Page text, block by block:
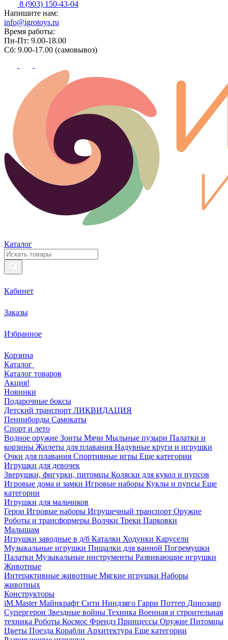
8 (903) 150-43-04
Напишите нам:
info@igrotoys.ru
Время работы:
Пн-Пт: 9.00-18.00
Сб: 9.00-17.00 (самовывоз)
Каталог
Кабинет
Заказы
Избранное
Корзина
Каталог
Каталог товаров
Акция!
Новинки
Подарочные боксы
Детский транспорт ЛИКВИДАЦИЯ
Пенниборды Самокаты
Спорт и лето
Водное оружие Зонты Мячи Мыльные пузыри Палатки и
корзины Жилеты для плавания Надувные круги и игрушки
Очки для плавания Спортивные игры Еще категории
Игрушки для девочек
Зверушки, фигурки, питомцы Коляски для кукол и пупсов
Игровые дома и замки Игровые наборы Куклы и пупсы Еще
категории
Игрушки для мальчиков
Герои Игровые наборы Игрушечный транспорт Оружие
Роботы и трансформеры Волчки Треки Парковки
Малышам
Игрушки заводные в д/б Каталки Ходунки Карусели
Музыкальные игрушки Пищалки для ванной Погремушки
Палатки Музыкальные инструменты Развивающие игрушки
Животные
Интерактивные животные Мягкие игрушки Наборы
животных
Конструкторы
iM.Master Майнкрафт Сити Ниндзяго Гарри Поттер Динозавр
Супергерои Звездные войны Техника Военная и строительная
техника Роботы Космос Френдз Принцессы Оружие Питомцы
Цветы Поезда Корабли Архитектура Еще категории